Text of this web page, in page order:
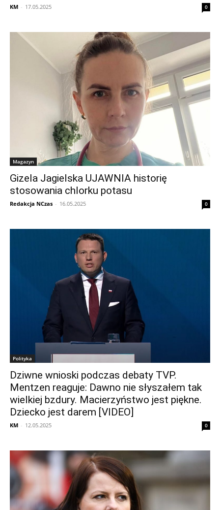
KM - 17.05.2025 0
Magazyn
Gizela Jagielska UJAWNIA historię
stosowania chlorku potasu
Redakcja NCzas - 16.05.2025 0
Polityka
Dziwne wnioski podczas debaty TVP.
Mentzen reaguje: Dawno nie słyszałem tak
wielkiej bzdury. Macierzyństwo jest piękne.
Dziecko jest darem [VIDEO]
KM - 12.05.2025 0